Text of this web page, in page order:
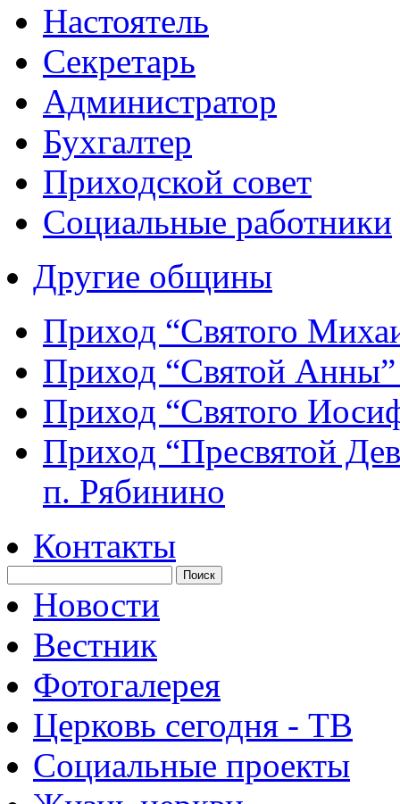
Настоятель
Секретарь
Администратор
Бухгалтер
Приходской совет
Социальные работники
Другие общины
Приход “Святого
Приход “Святой
Приход “Святого
Приход “Пресвятой
п. Рябинино
Контакты
Новости
Вестник
Фотогалерея
Церковь сегодня - ТВ
Социальные проекты